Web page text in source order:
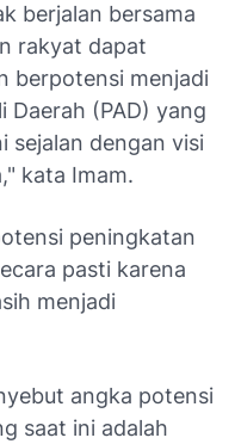
berjalan bersama
rakyat dapat
berpotensi menjadi
Daerah (PAD) yang
sejalan dengan visi
kata Imam.
peningkatan
pasti karena
menjadi
angka potensi
saat ini adalah